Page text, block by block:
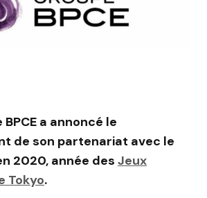
a annoncé le
de son partenariat avec le
2020, année des Jeux
Tokyo.